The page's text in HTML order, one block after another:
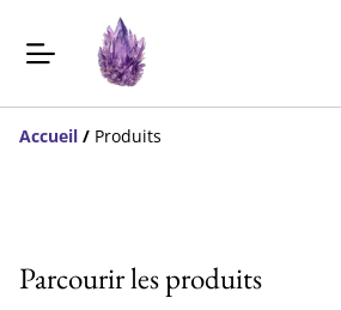
Accueil / Produits
Parcourir les produits